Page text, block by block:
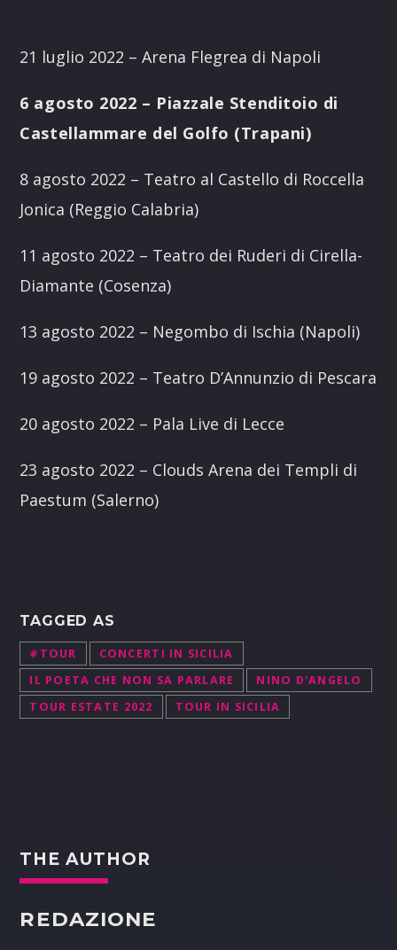
21 luglio 2022 – Arena Flegrea di Napoli
6 agosto 2022 – Piazzale Stenditoio di
Castellammare del Golfo (Trapani)
8 agosto 2022 – Teatro al Castello di Roccella
Jonica (Reggio Calabria)
11 agosto 2022 – Teatro dei Ruderi di Cirella-
Diamante (Cosenza)
13 agosto 2022 – Negombo di Ischia (Napoli)
19 agosto 2022 – Teatro D’Annunzio di Pescara
20 agosto 2022 – Pala Live di Lecce
23 agosto 2022 – Clouds Arena dei Templi di
Paestum (Salerno)
TAGGED AS
#TOUR
CONCERTI IN SICILIA
IL POETA CHE NON SA PARLARE
NINO D'ANGELO
TOUR ESTATE 2022
TOUR IN SICILIA
THE AUTHOR
REDAZIONE